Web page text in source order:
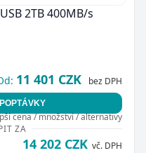
2TB 400MB/s
11 401 CZK bez DPH
cena / množství / alternativy
ZA
14 202 CZK vč. DPH